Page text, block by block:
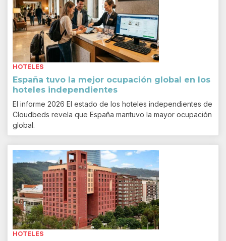
HOTELES
España tuvo la mejor ocupación global en los
hoteles independientes
El informe 2026 El estado de los hoteles independientes de
Cloudbeds revela que España mantuvo la mayor ocupación
global.
HOTELES